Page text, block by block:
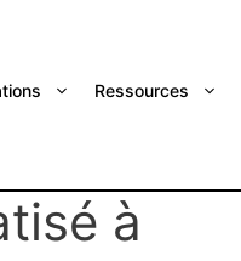
Ressources
à